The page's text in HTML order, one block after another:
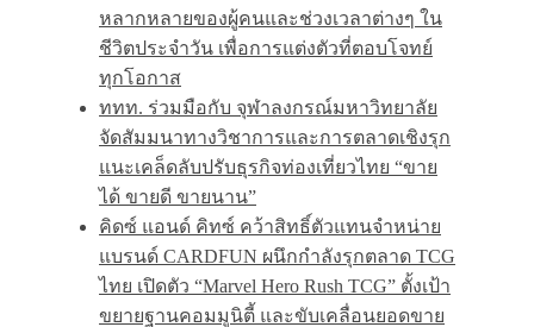
หลากหลายของผู้คนและช่วงเวลาต่างๆ ใน
ชีวิตประจำวัน เพื่อการแต่งตัวที่ตอบโจทย์
ทุกโอกาส
ททท. ร่วมมือกับ จุฬาลงกรณ์มหาวิทยาลัย
จัดสัมมนาทางวิชาการและการตลาดเชิงรุก
แนะเคล็ดลับปรับธุรกิจท่องเที่ยวไทย “ขาย
ได้ ขายดี ขายนาน”
คิดซ์ แอนด์ คิทซ์ คว้าสิทธิ์ตัวแทนจำหน่าย
แบรนด์ CARDFUN ผนึกกำลังรุกตลาด TCG
ไทย เปิดตัว “Marvel Hero Rush TCG” ตั้งเป้า
ขยายฐานคอมมูนิตี้ และขับเคลื่อนยอดขาย